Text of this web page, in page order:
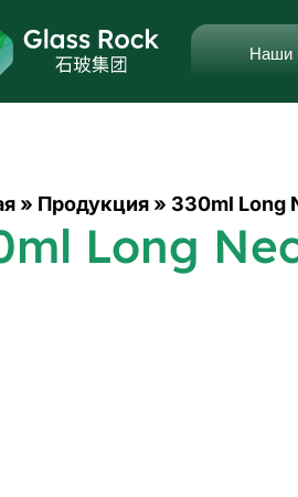
Наши
» Продукция » 330ml Long
Long